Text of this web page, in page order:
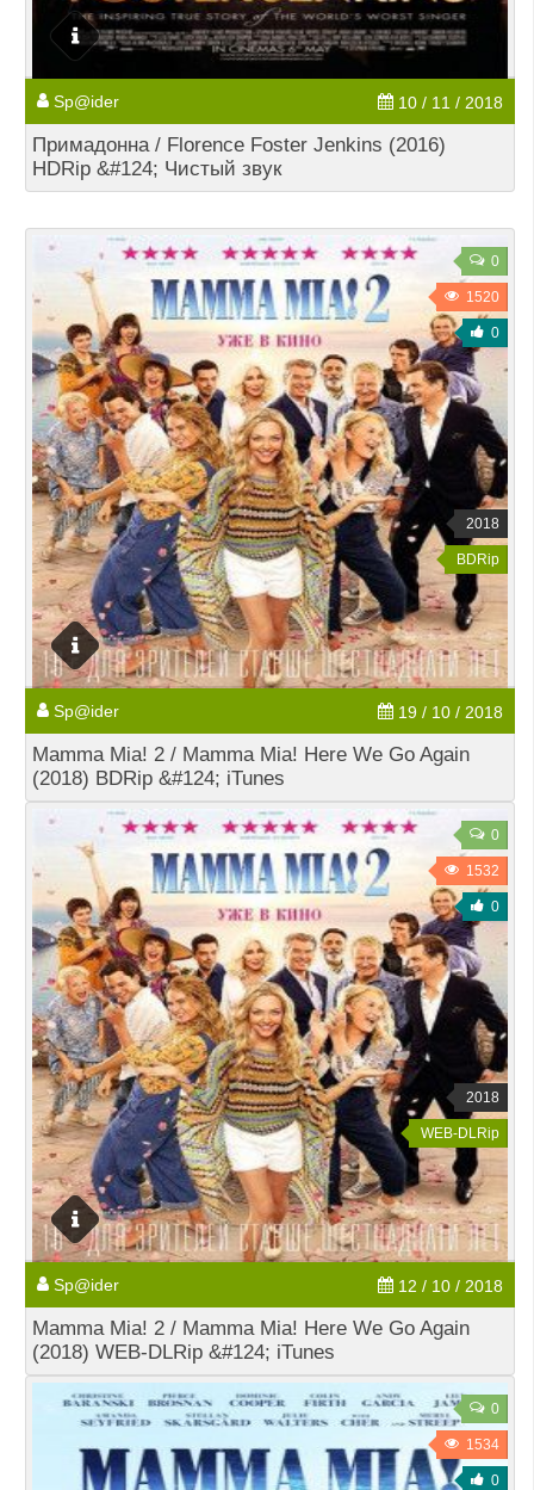
Sp@ider 10 / 11 / 2018
Примадонна / Florence Foster Jenkins (2016)
HDRip &#124; Чистый звук
0
1520
0
2018
BDRip
Sp@ider 19 / 10 / 2018
Mamma Mia! 2 / Mamma Mia! Here We Go Again
(2018) BDRip &#124; iTunes
0
1532
0
2018
WEB-DLRip
Sp@ider 12 / 10 / 2018
Mamma Mia! 2 / Mamma Mia! Here We Go Again
(2018) WEB-DLRip &#124; iTunes
0
1534
0